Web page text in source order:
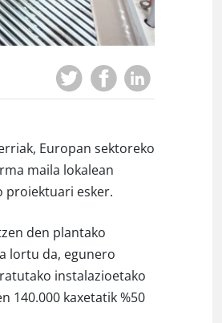
Europan sektoreko
maila lokalean
proiektuari esker.
den plantako
lortu da, egunero
instalazioetako
140.000 kaxetatik %50